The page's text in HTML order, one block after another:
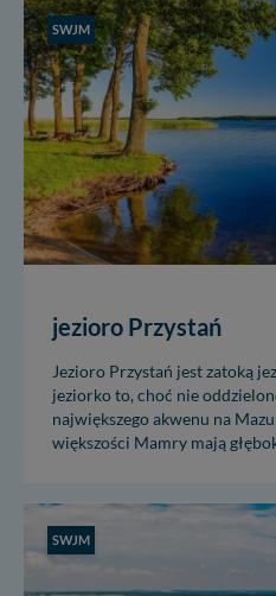
SWJM
jezioro Przystań
Jezioro Przystań jest zatoką
jeziorko to, choć nie
największego akwenu na
większości Mamry mają
SWJM